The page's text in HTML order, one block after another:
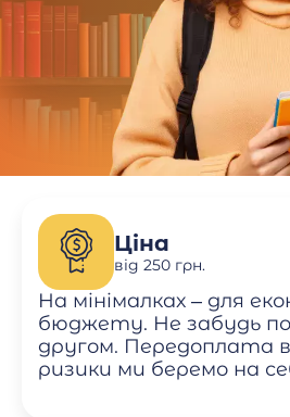
Ціна
від 250 грн.
На мінімалках – для
бюджету. Не забудь
другом. Передоплата
ризики ми беремо на